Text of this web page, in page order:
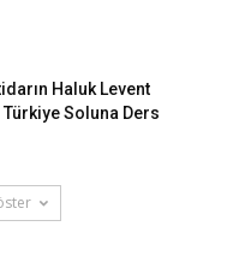
Haluk Levent
Soluna Ders